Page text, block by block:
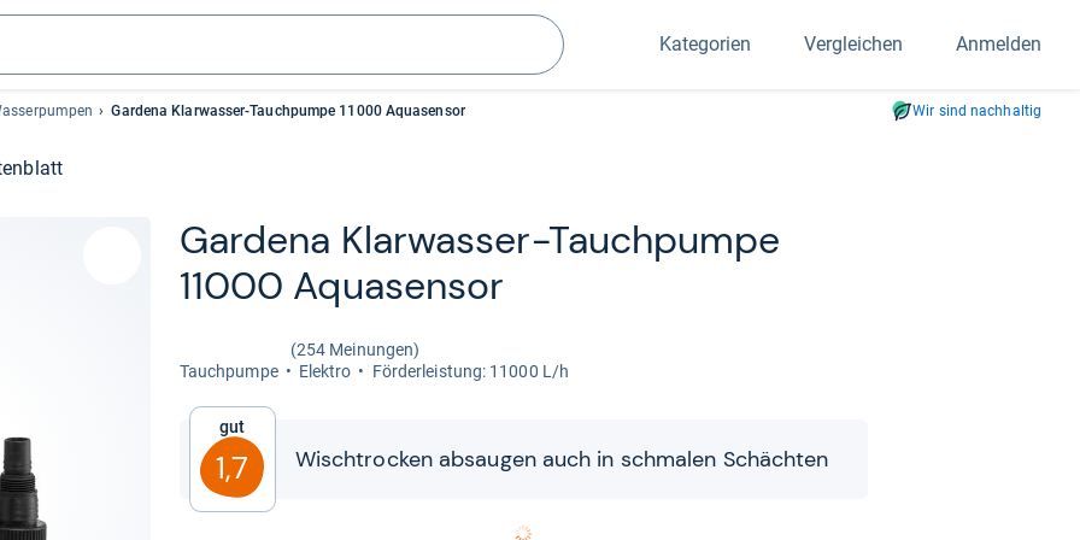
Suchen
Kategorien Vergleichen Anmelden
Gardena Klarwasser-Tauchpumpe 11000 Aquasensor Wir sind nachhaltig
Gar­dena Klar­was­ser-​Tauch­pumpe
11000 Aqua­sen­sor
(254 Meinungen)
Tauch­pumpe
Elek­tro För­der­leis­tung: 11000 L/h
Gut
1,7 Wisch­tro­cken absau­gen auch in schma­len Schäch­ten